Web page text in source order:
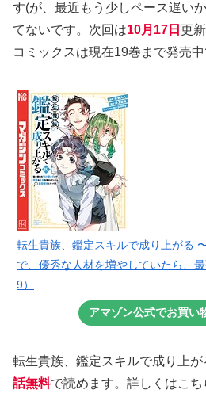
す(が、最近もう少しペース遅い
てないです。次回は10月17日 更
コミックスは現在19巻まで発売中
転生貴族、鑑定スキルで成り上がる
で、優秀な人材を増やしていたら、
9）
アマゾン公式でお買い
転生貴族、鑑定スキルで成り上
話無料で読めます。詳しくはこち